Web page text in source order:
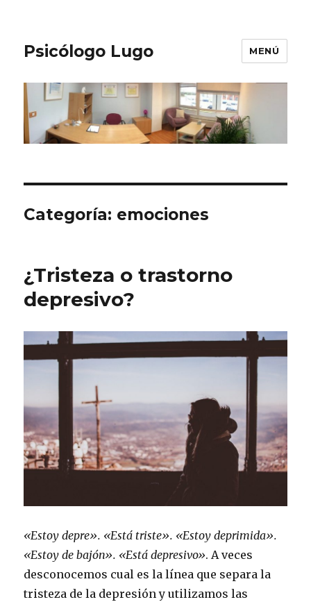
Psicólogo Lugo MENÚ
Categoría: emociones
¿Tristeza o trastorno
depresivo?
«Estoy depre». «Está triste». «Estoy deprimida».
«Estoy de bajón». «Está depresivo». A veces
desconocemos cual es la línea que separa la
tristeza de la depresión y utilizamos las